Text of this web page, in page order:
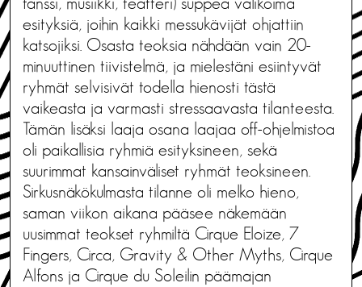
tanssi, musiikki, teatteri) suppea valikoima
esityksiä, joihin kaikki messukävijät ohjattiin
katsojiksi. Osasta teoksia nähdään vain 20-
minuuttinen tiivistelmä, ja mielestäni esiintyvät
ryhmät selvisivät todella hienosti tästä
vaikeasta ja varmasti stressaavasta tilanteesta.
Tämän lisäksi laaja osana laajaa off-ohjelmistoa
oli paikallisia ryhmiä esityksineen, sekä
suurimmat kansainväliset ryhmät teoksineen.
Sirkusnäkökulmasta tilanne oli melko hieno,
saman viikon aikana pääsee näkemään
uusimmat teokset ryhmiltä Cirque Eloize, 7
Fingers, Circa, Gravity & Other Myths, Cirque
Alfons ja Cirque du Soleilin päämajan